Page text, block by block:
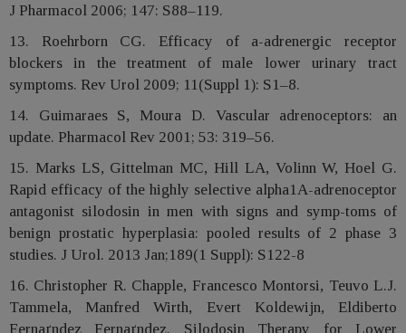
J Pharmacol 2006; 147: S88–119.
13. Roehrborn CG. Efficacy of a-adrenergic receptor
blockers in the treatment of male lower urinary tract
symptoms. Rev Urol 2009; 11(Suppl 1): S1–8.
14. Guimaraes S, Moura D. Vascular adrenoceptors: an
update. Pharmacol Rev 2001; 53: 319–56.
15. Marks LS, Gittelman MC, Hill LA, Volinn W, Hoel G.
Rapid efficacy of the highly selective alpha1A-adrenoceptor
antagonist silodosin in men with signs and symp-toms of
benign prostatic hyperplasia: pooled results of 2 phase 3
studies. J Urol. 2013 Jan;189(1 Suppl): S122-8
16. Christopher R. Chapple, Francesco Montorsi, Teuvo L.J.
Tammela, Manfred Wirth, Evert Koldewijn, Eldiberto
Fernaґndez Fernaґndez. Silodosin Therapy for Lower